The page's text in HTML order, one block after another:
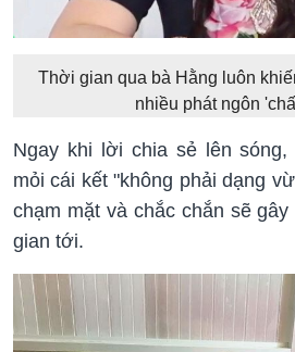
Thời gian qua bà Hằng luôn
nhiều phát ngôn
Ngay khi lời chia sẻ lên sóng,
mỏi cái kết "không phải dạng
chạm mặt và chắc chắn sẽ
gian tới.